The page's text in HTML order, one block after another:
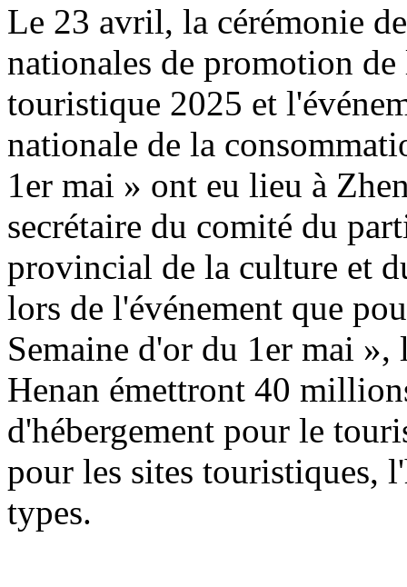
Le 23 avril, la cérémonie
nationales de promotion
touristique 2025 et
nationale de la
1er mai » ont eu lieu à
secrétaire du comité du
provincial de la culture et
lors de l'événement que
Semaine d'or du 1er mai
Henan émettront 40
d'hébergement pour le
pour les sites touristiques,
types.